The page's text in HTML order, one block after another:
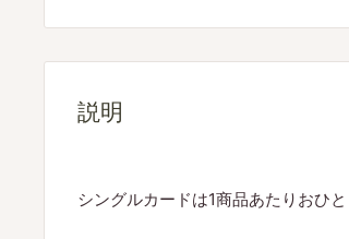
説明
シングルカードは1商品あたりおひ